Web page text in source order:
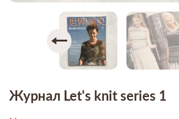
Журнал Let's knit series 1